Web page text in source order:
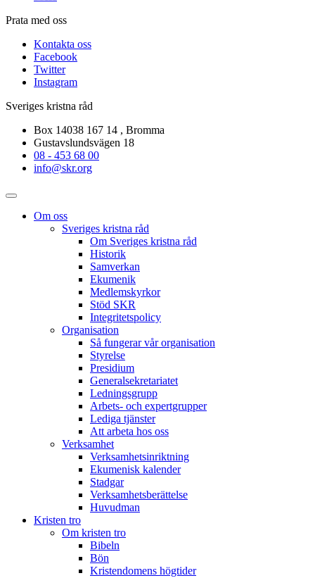
Prata med oss
Kontakta oss
Facebook
Twitter
Instagram
Sveriges kristna råd
Box 14038 167 14 , Bromma
Gustavslundsvägen 18
08 - 453 68 00
info@skr.org
Om oss
Sveriges kristna råd
Om Sveriges kristna råd
Historik
Samverkan
Ekumenik
Medlemskyrkor
Stöd SKR
Integritetspolicy
Organisation
Så fungerar vår organisation
Styrelse
Presidium
Generalsekretariatet
Ledningsgrupp
Arbets- och expertgrupper
Lediga tjänster
Att arbeta hos oss
Verksamhet
Verksamhetsinriktning
Ekumenisk kalender
Stadgar
Verksamhetsberättelse
Huvudman
Kristen tro
Om kristen tro
Bibeln
Bön
Kristendomens högtider